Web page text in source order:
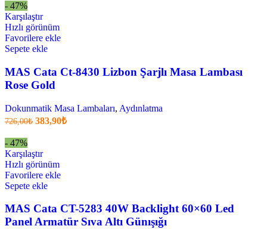
- 47%
Karşılaştır
Hızlı görünüm
Favorilere ekle
Sepete ekle
MAS Cata Ct-8430 Lizbon Şarjlı Masa Lambası
Rose Gold
Dokunmatik Masa Lambaları, Aydınlatma
726,00₺ Orijinal
383,90₺Şu
- 47%
Karşılaştır
Hızlı görünüm
Favorilere ekle
Sepete ekle
MAS Cata CT-5283 40W Backlight 60×60 Led
Panel Armatür Sıva Altı Günışığı